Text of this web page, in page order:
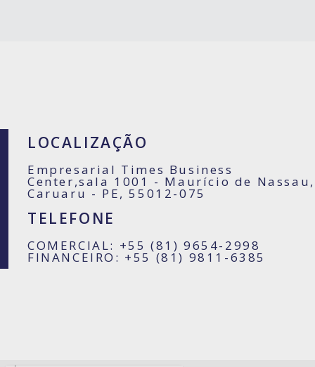
LOCALIZAÇÃO
Empresarial Times Business
Center,sala 1001 - Maurício de Nassau,
Caruaru - PE, 55012-075
TELEFONE
COMERCIAL: +55 (81) 9654-2998
FINANCEIRO: +55 (81) 9811-6385